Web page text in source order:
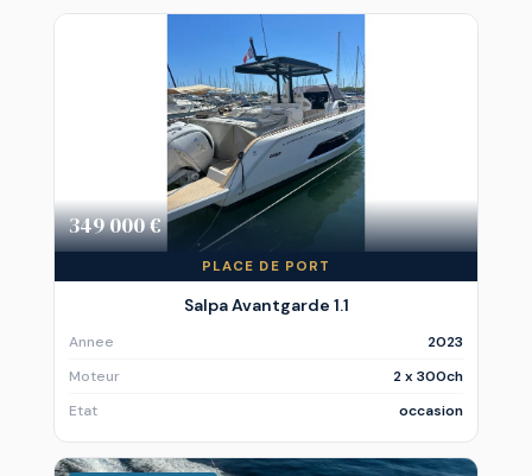
349 000 €
PLACE DE PORT
Salpa Avantgarde 1.1
Annee
2023
Moteur
2 x 300ch
Etat
occasion